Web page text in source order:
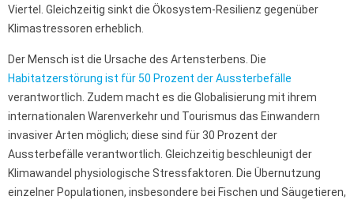
Viertel. Gleichzeitig sinkt die Ökosystem-Resilienz gegenüber
Klimastressoren erheblich.
Der Mensch ist die Ursache des Artensterbens. Die
Habitatzerstörung ist für 50 Prozent der Aussterbefälle
verantwortlich. Zudem macht es die Globalisierung mit ihrem
internationalen Warenverkehr und Tourismus das Einwandern
invasiver Arten möglich; diese sind für 30 Prozent der
Aussterbefälle verantwortlich. Gleichzeitig beschleunigt der
Klimawandel physiologische Stressfaktoren. Die Übernutzung
einzelner Populationen, insbesondere bei Fischen und Säugetieren,